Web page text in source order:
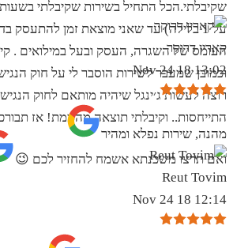
שקיבלתי.הכל התחיל בשירות שקיבלתי
על 1 בלילה) עד שאני מוצאת זמן להתעסק
העומס של השגרה, העסק ובעל במילואים .
וכמובן שמעבר לשירות הוסבר לי על חוק
רוצה לעשות ג׳ינגל שיהיה מותאם לחוק
התייחסות.. וקיבלתי תוצאה מהממת! אז
ואם תרצו משכנתא אשמח להחזיר לכם 😉
קארין דרוקר
13:02 18 Nov 24
מהנה, שירות נפלא ומהיר
Reut Tovim
12:14 18 Nov 24